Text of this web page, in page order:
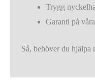
Trygg
Garanti på
Så, behöver du hjälpa